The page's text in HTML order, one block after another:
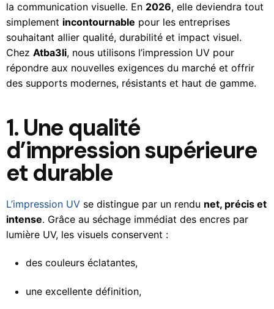
la communication visuelle. En 2026, elle deviendra tout
simplement incontournable pour les entreprises
souhaitant allier qualité, durabilité et impact visuel.
Chez Atba3li, nous utilisons l’impression UV pour
répondre aux nouvelles exigences du marché et offrir
des supports modernes, résistants et haut de gamme.
1. Une qualité
d’impression supérieure
et durable
L’impression UV se distingue par un rendu net, précis et
intense. Grâce au séchage immédiat des encres par
lumière UV, les visuels conservent :
des couleurs éclatantes,
une excellente définition,